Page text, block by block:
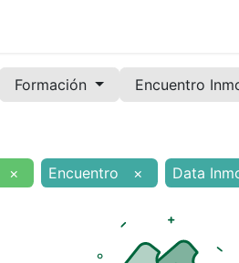
Formación Encuentro
× Encuentro × Data